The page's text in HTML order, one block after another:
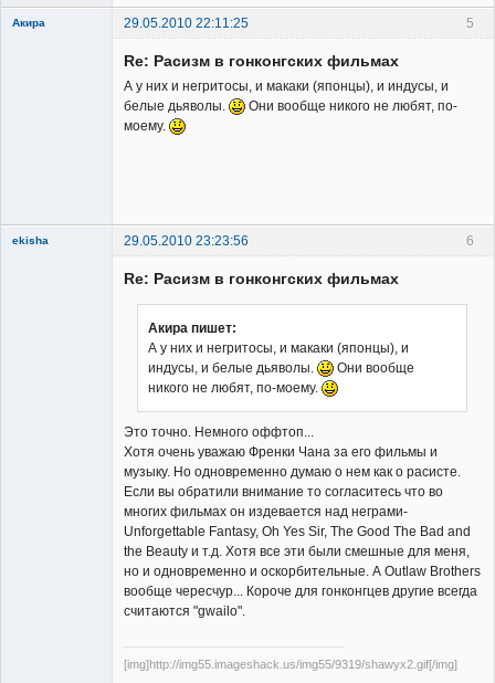
5
Акира 29.05.2010 22:11:25
Re: Расизм в гонконгских фильмах
А у них и негритосы, и макаки (японцы), и индусы, и
белые дьяволы.
Они вообще никого не любят, по-
моему.
6
ekisha 29.05.2010 23:23:56
Re: Расизм в гонконгских фильмах
Акира пишет:
А у них и негритосы, и макаки (японцы), и
индусы, и белые дьяволы.
Они вообще
никого не любят, по-моему.
Это точно. Немного оффтоп...
Хотя очень уважаю Френки Чана за его фильмы и
музыку. Но одновременно думаю о нем как о расисте.
Если вы обратили внимание то согласитесь что во
многих фильмах он издевается над неграми-
Unforgettable Fantasy, Oh Yes Sir, The Good The Bad and
the Beauty и т.д. Хотя все эти были смешные для меня,
но и одновременно и оскорбительные. А Outlaw Brothers
вообще чересчур... Короче для гонконгцев другие всегда
считаются "gwailo".
[img]http://img55.imageshack.us/img55/9319/shawyx2.gif[/img]